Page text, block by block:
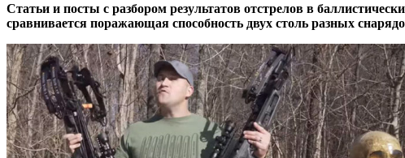
Статьи и посты с разбором результатов отстрелов в
сравнивается поражающая способность двух столь разных